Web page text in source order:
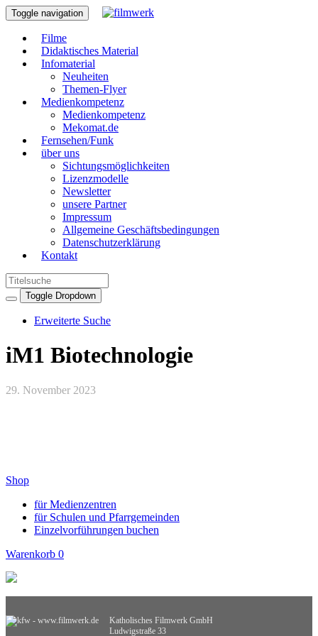
Toggle navigation
Filme
Didaktisches Material
Infomaterial
Neuheiten
Themen-Flyer
Medienkompetenz
Medienkompetenz
Mekomat.de
Fernsehen/Funk
über uns
Sichtungsmöglichkeiten
Lizenzmodelle
Newsletter
unsere Partner
Impressum
Allgemeine Geschäftsbedingungen
Datenschutzerklärung
Kontakt
Toggle Dropdown
Erweiterte Suche
iM1 Biotechnologie
29. November 2023
Shop
für Medienzentren
für Schulen und Pfarrgemeinden
Einzelvorführungen buchen
Warenkorb 0
Katholisches Filmwerk GmbH
Ludwigstraße 33